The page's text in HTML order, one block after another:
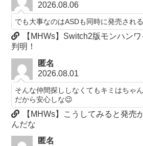
2026.08.06
でも大事なのはASDも同時に発売され
【MHWs】Switch2版モンハン
判明！
匿名
2026.08.01
そんな仲間探ししなくてもキミはちゃ
だから安心しな😉
【MHWs】こうしてみると発売
んだな
匿名